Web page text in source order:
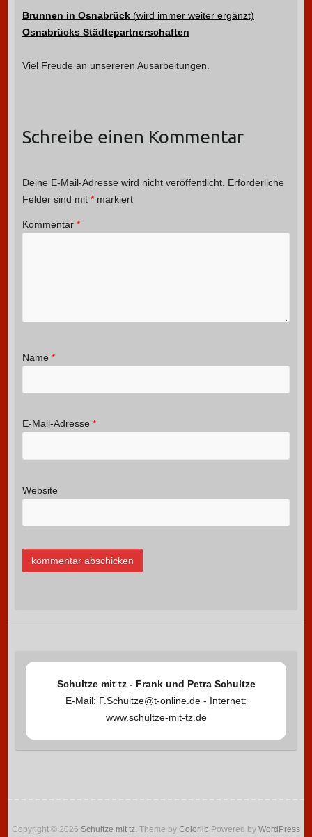
Brunnen in Osnabrück (wird immer weiter ergänzt)
Osnabrücks Städtepartnerschaften
Viel Freude an unsereren Ausarbeitungen.
Schreibe einen Kommentar
Deine E-Mail-Adresse wird nicht veröffentlicht. Erforderliche
Felder sind mit *markiert
Kommentar *
Name *
E-Mail-Adresse *
Website
Schultze mit tz - Frank und Petra Schultze
E-Mail: F.Schultze@t-online.de - Internet:
www.schultze-mit-tz.de
Copyright © 2026 Schultze mit tz. Theme by Colorlib Powered by WordPress